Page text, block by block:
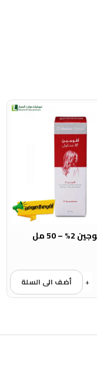
– 50 مل
+ أضف الى السلة